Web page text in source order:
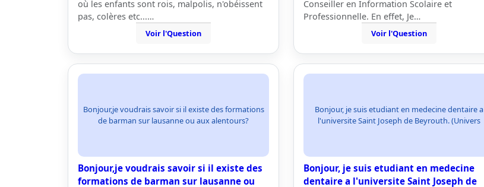
où les enfants sont rois, malpolis, n'obéissent
pas, colères etc...…
Voir l'Question
Conseiller en Information Scolaire et
Professionnelle. En effet, Je…
Voir l'Question
Bonjour,je voudrais savoir si il existe des formations
de barman sur lausanne ou aux alentours?
Bonjour,je voudrais savoir si il existe des
formations de barman sur lausanne ou
Bonjour, je suis etudiant en medecine dentaire a
l'universite Saint Joseph de Beyrouth. (Univers
Bonjour, je suis etudiant en medecine
dentaire a l'universite Saint Joseph de